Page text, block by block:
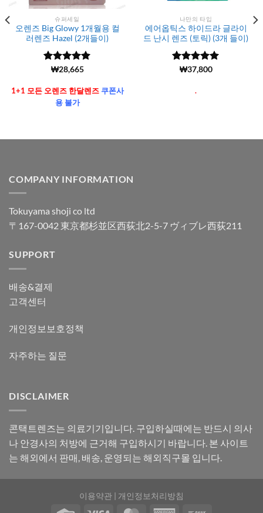
슈퍼세일
오렌즈 Big Glowy 1개월용 컬
러렌즈 Hazel (2개들이)
5 중에서
가됨
(6106)
₩28,665
1+1 모든 오렌즈 한달렌즈쿠폰사
용 불가
나만의 타입
에어옵틱스 하이드라 글라이
드 난시 렌즈 (토릭) (3개 들이)
5 중에서
(483)
₩37,800
.
COMPANY INFORMATION
Tokuyama shoji co ltd
〒167-0042 東京都杉並区西荻北2-5-7 ヴィブレ西荻211
SUPPORT
배송&결제
고객센터
개인정보보호정책
자주하는 질문
DISCLAIMER
콘택트렌즈는 의료기기입니다. 구입하실때에는 반드시 의사
나 안경사의 처방에 근거해 구입하시기 바랍니다. 본 사이트
는 해외에서 판매, 배송, 운영되는 해외직구몰 입니다.
이용약관 | 개인정보처리방침